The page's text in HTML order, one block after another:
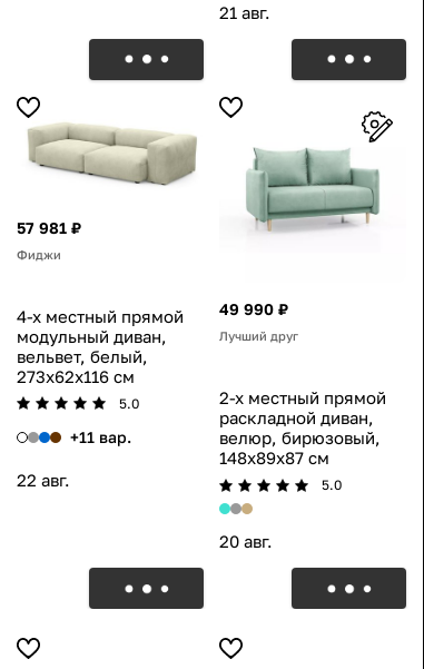
21 авг.
57 981 ₽
Фиджи
4-х местный прямой
модульный диван,
вельвет, белый,
273x62x116 см
5.0
+11 вар.
22 авг.
49 990 ₽
Лучший друг
2-х местный прямой
раскладной диван,
велюр, бирюзовый,
148x89x87 см
5.0
20 авг.